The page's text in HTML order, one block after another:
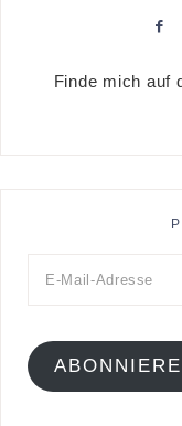
Finde mich auf